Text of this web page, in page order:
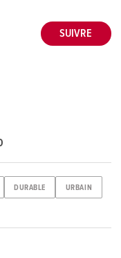
DURABLE URBAIN